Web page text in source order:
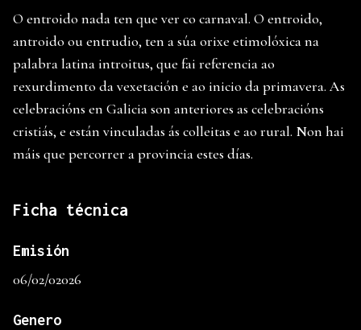
O entroido nada ten que ver co carnaval. O entroido,
antroido ou entrudio, ten a súa orixe etimolóxica na
palabra latina introitus, que fai referencia ao
rexurdimento da vexetación e ao inicio da primavera. As
celebracións en Galicia son anteriores as celebracións
cristiás, e están vinculadas ás colleitas e ao rural. Non hai
máis que percorrer a provincia estes días.
Ficha técnica
Emisión
06/02/02026
Genero